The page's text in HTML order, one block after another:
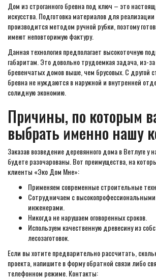
Дом из строганного бревна под ключ – это
искусства. Подготовка материалов для реализации
производится методом ручной рубки, поэтому
имеют неповторимую фактуру.
Данная технология предполагает высокоточную
габаритам. Это довольно трудоемкая задача, из-
бревенчатых домов выше, чем брусовых. С другой
бревна не нуждаются в наружной и внутренней
солидную экономию.
Причины, по которым
выбрать именно нашу
Заказав возведение деревянного дома в Ветлуге у
будете разочарованы. Вот преимущества, на
клиенты «Эко Дом Мне»:
Применяем современные строительные
Сотрудничаем с
инженерами.
Никогда не нарушаем оговоренных сроков.
Используем качественную древесину из
лесозаготовок.
Если вы хотите предварительно рассчитать,
проекта, напишите в форму обратной связи либо
телефонном режиме. Контакты: